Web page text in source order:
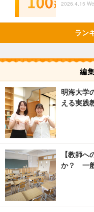
2026.4.15
ラン
編
明海大学
える実践
【教師
か？ 一